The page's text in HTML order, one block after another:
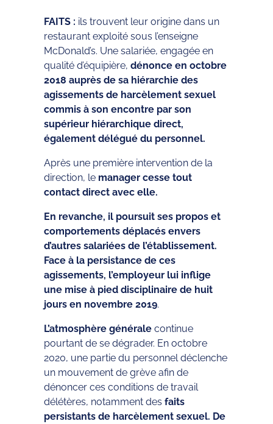
FAITS : ils trouvent leur origine dans un
restaurant exploité sous l’enseigne
McDonald’s. Une salariée, engagée en
qualité d’équipière, dénonce en octobre
2018 auprès de sa hiérarchie des
agissements de harcèlement sexuel
commis à son encontre par son
supérieur hiérarchique direct,
également délégué du personnel.
Après une première intervention de la
direction, le manager cesse tout
contact direct avec elle.
En revanche, il poursuit ses propos et
comportements déplacés envers
d’autres salariées de l’établissement.
Face à la persistance de ces
agissements, l’employeur lui inflige
une mise à pied disciplinaire de huit
jours en novembre 2019.
L’atmosphère générale continue
pourtant de se dégrader. En octobre
2020, une partie du personnel déclenche
un mouvement de grève afin de
dénoncer ces conditions de travail
délétères, notamment des faits
persistants de harcèlement sexuel. De